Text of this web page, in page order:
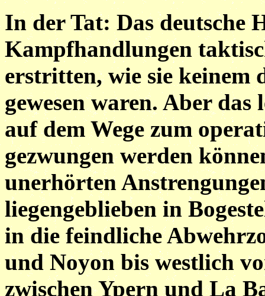
In der Tat: Das deutsche
Kampfhandlungen
erstritten, wie sie keinem
gewesen waren. Aber das
auf dem Wege zum
gezwungen werden
unerhörten
liegengeblieben in
in die feindliche
und Noyon bis westlich
zwischen Ypern und La